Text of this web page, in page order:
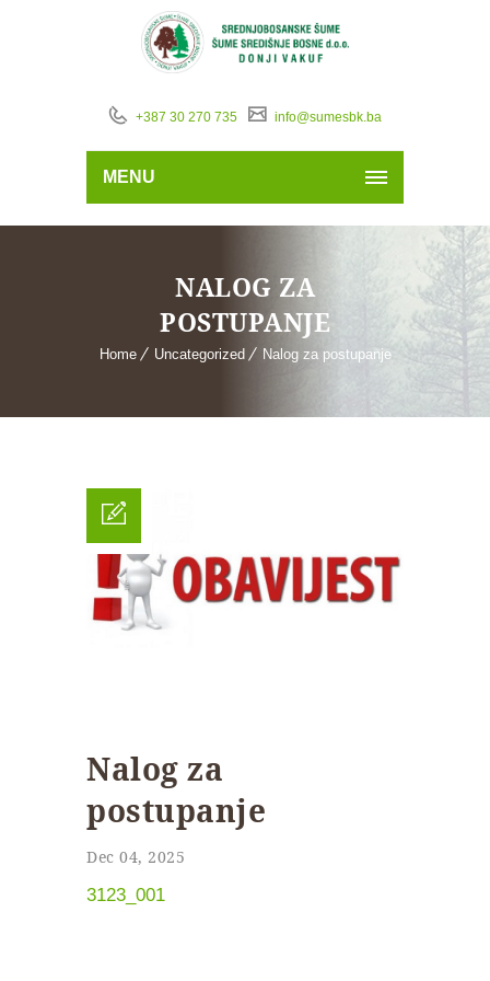
+387 30 270 735 info@sumesbk.ba
MENU
NALOG ZA
POSTUPANJE
Home Uncategorized Nalog za postupanje
Nalog za
postupanje
Dec 04, 2025
3123_001